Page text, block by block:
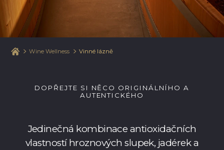
Wine Wellness Vinné lázně
DOPŘEJTE SI NĚCO ORIGINÁLNÍHO A
AUTENTICKÉHO
Jedinečná kombinace antioxidačních
vlastností hroznových slupek, jadérek a